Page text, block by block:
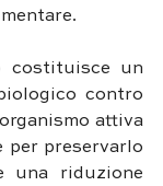
costituisce un
contro
attiva
per preservarlo
una riduzione